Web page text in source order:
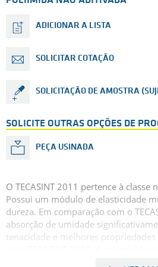
ADICIONAR A LISTA
SOLICITAR COTAÇÃO
SOLICITAÇÃO DE AMOSTRA
SOLICITE OUTRAS OPÇÕES DE
PEÇA USINADA
O TECASINT 2011 pertence à classe
Possui um módulo de elasticidade
dureza. Em comparação com o
absorção de umidade
tenacidade e melhores